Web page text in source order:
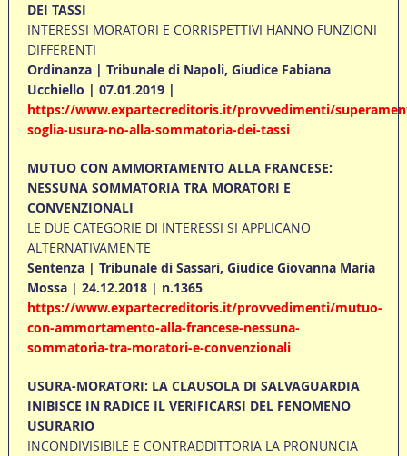
DEI TASSI
INTERESSI MORATORI E CORRISPETTIVI HANNO FUNZIONI
DIFFERENTI
Ordinanza | Tribunale di Napoli, Giudice Fabiana
Ucchiello | 07.01.2019 |
https://www.expartecreditoris.it/provvedimenti/
soglia-usura-no-alla-sommatoria-dei-tassi
MUTUO CON AMMORTAMENTO ALLA FRANCESE:
NESSUNA SOMMATORIA TRA MORATORI E
CONVENZIONALI
LE DUE CATEGORIE DI INTERESSI SI APPLICANO
ALTERNATIVAMENTE
Sentenza | Tribunale di Sassari, Giudice Giovanna Maria
Mossa | 24.12.2018 | n.1365
https://www.expartecreditoris.it/provvedimenti/mutuo-
con-ammortamento-alla-francese-nessuna-
sommatoria-tra-moratori-e-convenzionali
USURA-MORATORI: LA CLAUSOLA DI SALVAGUARDIA
INIBISCE IN RADICE IL VERIFICARSI DEL FENOMENO
USURARIO
INCONDIVISIBILE E CONTRADDITTORIA LA PRONUNCIA